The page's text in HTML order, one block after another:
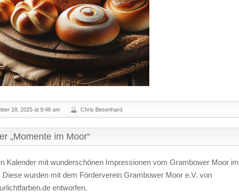
18, 2025 at 9:48 am Chris Besenhard
„Momente im Moor“
Kalender mit wunderschönen Impressionen vom Grambower Moor im
Diese wurden mit dem Förderverein Grambower Moor e.V. von
entworfen.